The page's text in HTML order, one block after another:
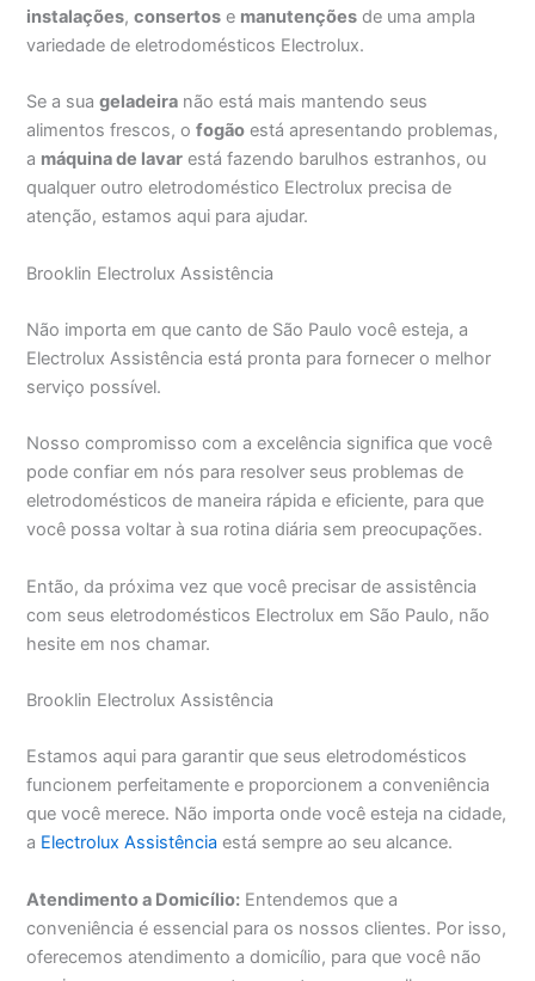
instalações,consertos e manutenções de uma ampla
variedade de eletrodomésticos Electrolux.
Se a suageladeira não está mais mantendo seus
alimentos frescos, ofogão está apresentando problemas,
a máquina de lavar está fazendo barulhos estranhos, ou
qualquer outro eletrodoméstico Electrolux precisa de
atenção, estamos aqui para ajudar.
Brooklin Electrolux Assistência
Não importa em que canto de São Paulo você esteja, a
Electrolux Assistência está pronta para fornecer o melhor
serviço possível.
Nosso compromisso com a excelência significa que você
pode confiar em nós para resolver seus problemas de
eletrodomésticos de maneira rápida e eficiente, para que
você possa voltar à sua rotina diária sem preocupações.
Então, da próxima vez que você precisar de assistência
com seus eletrodomésticos Electrolux em São Paulo, não
hesite em nos chamar.
Brooklin Electrolux Assistência
Estamos aqui para garantir que seus eletrodomésticos
funcionem perfeitamente e proporcionem a conveniência
que você merece. Não importa onde você esteja na cidade,
a Electrolux Assistência está sempre ao seu alcance.
Atendimento a Domicílio: Entendemos que a
conveniência é essencial para os nossos clientes. Por isso,
oferecemos atendimento a domicílio, para que você não